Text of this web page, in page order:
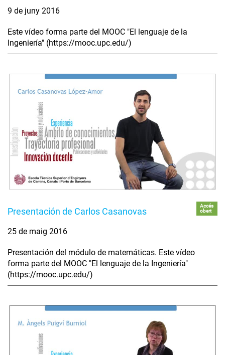
9 de juny 2016
Este vídeo forma parte del MOOC "El lenguaje de la
Ingeniería" (https://mooc.upc.edu/)
Presentación de Carlos Casanovas
Accés
obert
25 de maig 2016
Presentación del módulo de matemáticas. Este vídeo
forma parte del MOOC "El lenguaje de la Ingeniería"
(https://mooc.upc.edu/)